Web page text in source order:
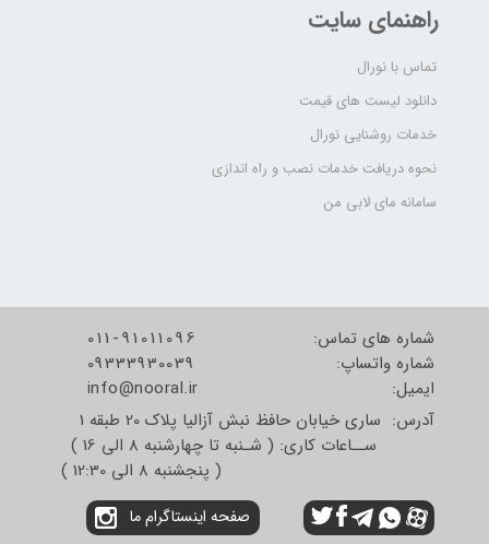
راهنمای سایت
تماس با نورال
دانلود لیست های قیمت
خدمات روشنایی نورال
نحوه دریافت خدمات نصب و راه اندازی
سامانه مای لابی من
شماره های تماس:
شماره واتساپ:
​​​​​​​ایمیل:
011-91011096
09333930039
info@nooral.ir
آدرس: ساری خیابان حافظ نبش آزالیا پلاک 20 طبقه 1
ســاعات کاری: ( شـنبه تا چهارشنبه 8 الی 16 )
( پنجشنبه 8 الی 12:30 )
صفحه اینستاگرام ما